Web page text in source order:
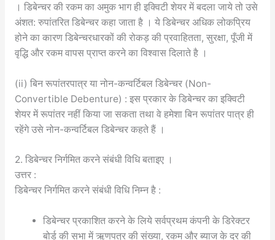
। डिबेन्चर की रकम का अमुक भाग ही इक्विटी शेयर में बदला जाये तो उसे
अंशत: रुपांतरित डिबेन्चर कहा जाता है । ये डिबेन्चर अधिक लोकप्रिय
होने का कारण डिबेन्चरधारकों की रोकड़ की प्रवाहितता, सुरक्षा, पूँजी में
वृद्धि और रकम वापस प्राप्त करने का विश्वास दिलाते है ।
(ii) बिन रूपांतरपात्र या नोन-कन्वर्टिबल डिबेन्चर (Non-
Convertible Debenture) : इस प्रकार के डिबेन्चर का इक्विटी
शेयर में रूपांतर नहीं किया जा सकता तथा वे हमेशा बिन रूपांतर पात्र ही
रहेंगे उसे नोन-कन्वर्टिबल डिबेन्चर कहते हैं ।
2. डिबेन्चर निर्गमित करने संबंधी विधि बताइए ।
उत्तर :
डिबेन्चर निर्गमित करने संबंधी विधि निम्न है :
डिबेन्चर प्रकाशित करने के लिये सर्वप्रथम कंपनी के डिरेक्टर
बोर्ड की सभा में ऋणपत्र की संख्या, रकम और ब्याज के दर की